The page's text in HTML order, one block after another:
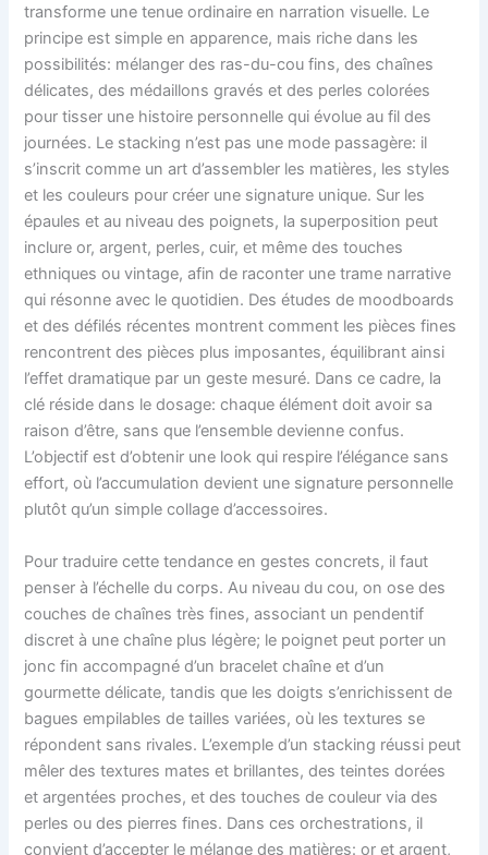
transforme une tenue ordinaire en narration visuelle. Le
principe est simple en apparence, mais riche dans les
possibilités: mélanger des ras-du-cou fins, des chaînes
délicates, des médaillons gravés et des perles colorées
pour tisser une histoire personnelle qui évolue au fil des
journées. Le stacking n’est pas une mode passagère: il
s’inscrit comme un art d’assembler les matières, les styles
et les couleurs pour créer une signature unique. Sur les
épaules et au niveau des poignets, la superposition peut
inclure or, argent, perles, cuir, et même des touches
ethniques ou vintage, afin de raconter une trame narrative
qui résonne avec le quotidien. Des études de moodboards
et des défilés récentes montrent comment les pièces fines
rencontrent des pièces plus imposantes, équilibrant ainsi
l’effet dramatique par un geste mesuré. Dans ce cadre, la
clé réside dans le dosage: chaque élément doit avoir sa
raison d’être, sans que l’ensemble devienne confus.
L’objectif est d’obtenir une look qui respire l’élégance sans
effort, où l’accumulation devient une signature personnelle
plutôt qu’un simple collage d’accessoires.
Pour traduire cette tendance en gestes concrets, il faut
penser à l’échelle du corps. Au niveau du cou, on ose des
couches de chaînes très fines, associant un pendentif
discret à une chaîne plus légère; le poignet peut porter un
jonc fin accompagné d’un bracelet chaîne et d’un
gourmette délicate, tandis que les doigts s’enrichissent de
bagues empilables de tailles variées, où les textures se
répondent sans rivales. L’exemple d’un stacking réussi peut
mêler des textures mates et brillantes, des teintes dorées
et argentées proches, et des touches de couleur via des
perles ou des pierres fines. Dans ces orchestrations, il
convient d’accepter le mélange des matières: or et argent,